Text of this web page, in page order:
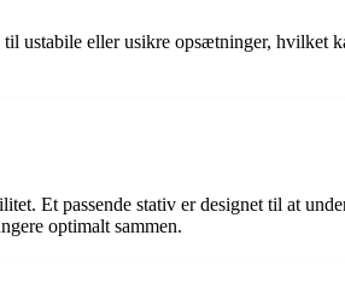
ustabile eller usikre opsætninger, hvilket
Et passende stativ er designet til at
optimalt sammen.